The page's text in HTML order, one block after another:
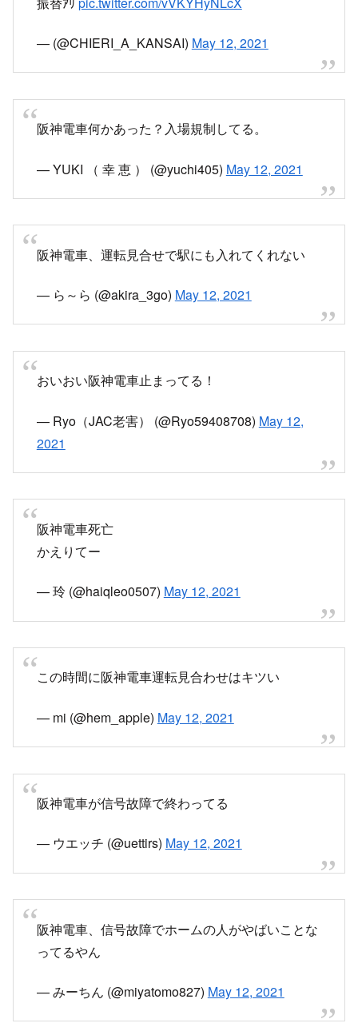
— (@CHIERI_A_KANSAI) May 12, 2021
阪神電車何かあった？入場規制してる。
— YUKI （ 幸 恵 ） (@yuchi405) May 12, 2021
阪神電車、運転見合せで駅にも入れてくれない
— ら～ら (@akira_3go) May 12, 2021
おいおい阪神電車止まってる！
— Ryo（JAC老害） (@Ryo59408708) May 12,
2021
阪神電車死亡
かえりてー
— 玲 (@haiqleo0507) May 12, 2021
この時間に阪神電車運転見合わせはキツい
— mi (@hem_apple) May 12, 2021
阪神電車が信号故障で終わってる
— ウエッチ (@uettirs) May 12, 2021
阪神電車、信号故障でホームの人がやばいことな
ってるやん
— みーちん (@miyatomo827) May 12, 2021